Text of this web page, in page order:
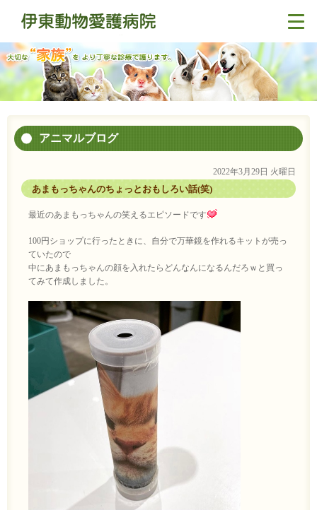
アニマルブログ
2022年3月29日 火曜日
あまもっちゃんのちょっとおもしろい話(笑)
最近のあまもっちゃんの笑えるエピソードです
100円ショップに行ったときに、自分で万華鏡を作れるキットが売っ
ていたので
中にあまもっちゃんの顔を入れたらどんなんになるんだろｗと買っ
てみて作成しました。